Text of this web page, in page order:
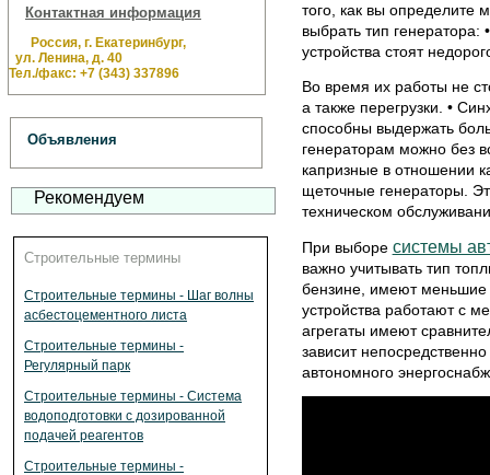
Контактная информация
Россия, г. Екатеринбург,
ул. Ленина, д. 40
Тел./факс: +7 (343) 337896
Объявления
Рекомендуем
Строительные термины
Строительные термины - Шаг волны
асбестоцементного листа
Строительные термины -
Регулярный парк
Строительные термины - Система
водоподготовки с дозированной
подачей реагентов
Строительные термины -
того, как вы определите
выбрать тип генератора:
устройства стоят
Во время их работы не
а также перегрузки. •
способны выдержать
генераторам можно без
капризные в отношении
щеточные генераторы.
техническом
При выборе системы
важно учитывать тип
бензине, имеют меньшие
устройства работают с
агрегаты имеют
зависит
автономного